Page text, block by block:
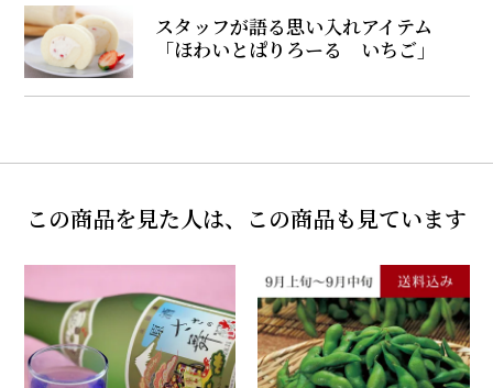
スタッフが語る思い入れアイテム
「ほわいとぱりろーる いちご」
この商品を見た人は、この商品も見ています